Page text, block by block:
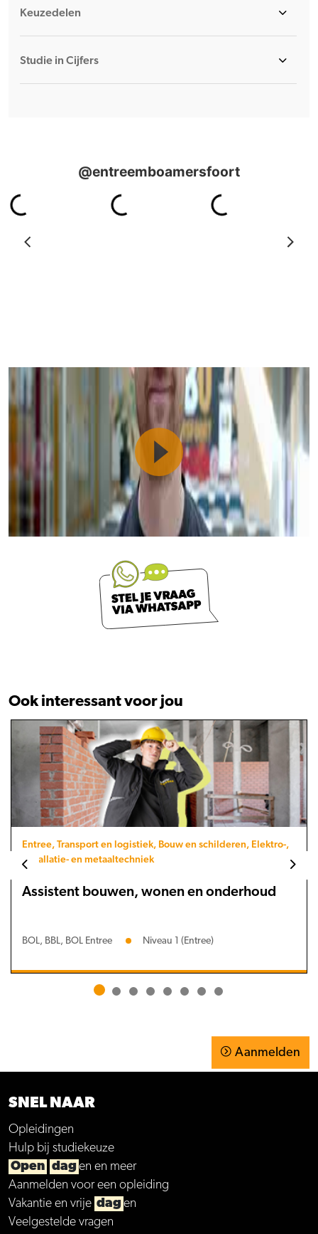
Keuzedelen
Studie in Cijfers
Ook interessant voor jou
Entree, Transport en logistiek, Bouw en schilderen, Elektro-,
installatie- en metaaltechniek
Assistent bouwen, wonen en onderhoud
BOL, BBL, BOL Entree Niveau 1 (Entree)
Aanmelden
SNEL NAAR
Opleidingen
Hulp bij studiekeuze
Open dagen en meer
Aanmelden voor een opleiding
Vakantie en vrije dagen
Veelgestelde vragen